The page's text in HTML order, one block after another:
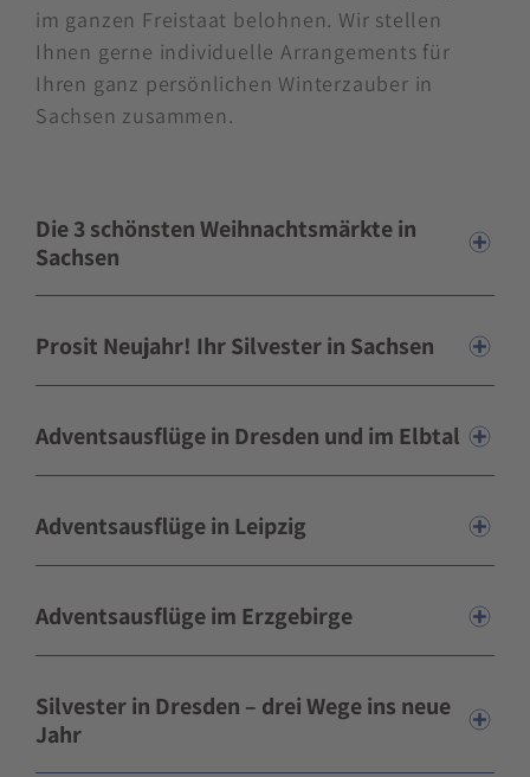
im ganzen Freistaat belohnen. Wir stellen
Ihnen gerne individuelle Arrangements für
Ihren ganz persönlichen Winterzauber in
Sachsen zusammen.
Die 3 schönsten Weihnachtsmärkte in
Sachsen
Prosit Neujahr! Ihr Silvester in Sachsen
Adventsausflüge in Dresden und im Elbtal
Adventsausflüge in Leipzig
Adventsausflüge im Erzgebirge
Silvester in Dresden – drei Wege ins neue
Jahr